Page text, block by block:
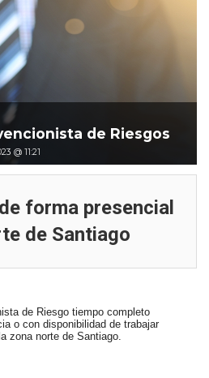
de Riesgos
@ 11:21
forma presencial
de Santiago
de Riesgo tiempo completo
o con disponibilidad de trabajar
zona norte de Santiago.